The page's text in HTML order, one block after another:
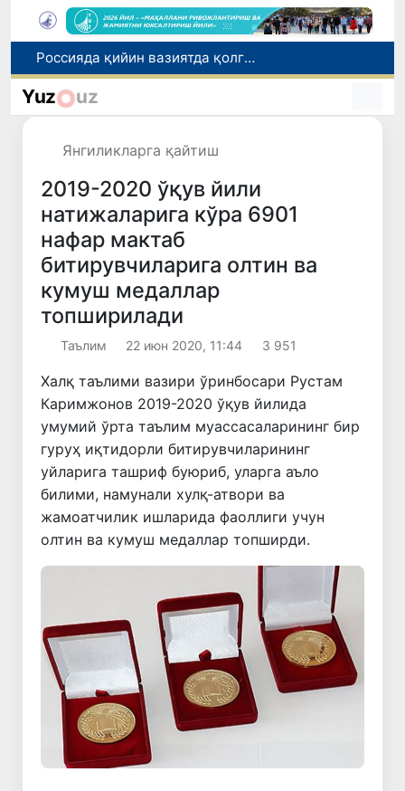
2030 йилгача хавфли чиқиндиларни қайта ишлаш даражаси 20 фоизга етказилади
Ўзбекистон илк бор Халқаро информатика олимпиадаси — IOI 2026га мезбонлик қилади
Yuz uz
Янгиликларга қайтиш
2019-2020 ўқув йили
натижаларига кўра 6901
нафар мактаб
битирувчиларига олтин ва
кумуш медаллар
топширилади
Таълим 22 июн 2020, 11:44 3 951
Халқ таълими вазири ўринбосари Рустам
Каримжонов 2019-2020 ўқув йилида
умумий ўрта таълим муассасаларининг бир
гуруҳ иқтидорли битирувчиларининг
уйларига ташриф буюриб, уларга аъло
билими, намунали хулқ-атвори ва
жамоатчилик ишларида фаоллиги учун
олтин ва кумуш медаллар топширди.